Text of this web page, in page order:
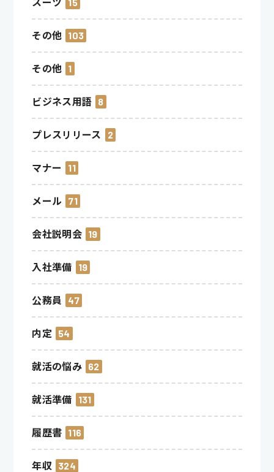
その他 103
その他 1
ビジネス用語 8
プレスリリース 2
マナー 11
メール 71
会社説明会 19
入社準備 19
公務員 47
内定 54
就活の悩み 62
就活準備 131
履歴書 116
年収 324